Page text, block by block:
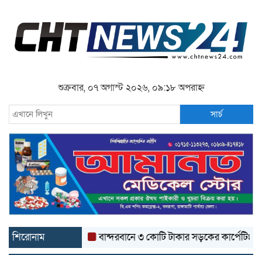
শুক্রবার, ০৭ অগাস্ট ২০২৬, ০৯:১৮ অপরাহ্ন
সার্চ
শিরোনাম বান্দরবানে ৩ কোটি টাকার সড়কের কার্পেটিং উঠে